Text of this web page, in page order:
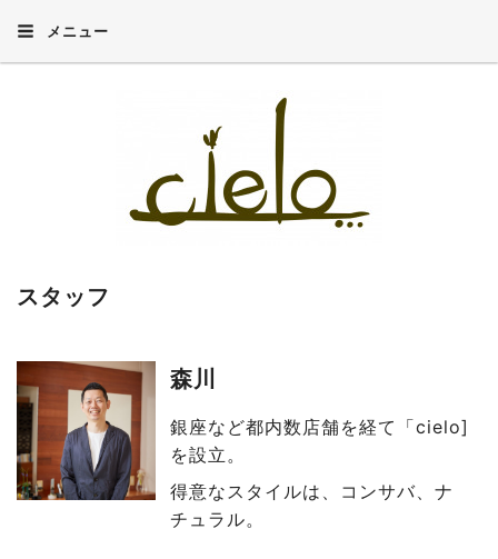
メニュー
スタッフ
森川
銀座など都内数店舗を経て「cielo]
を設立。
得意なスタイルは、コンサバ、ナ
チュラル。